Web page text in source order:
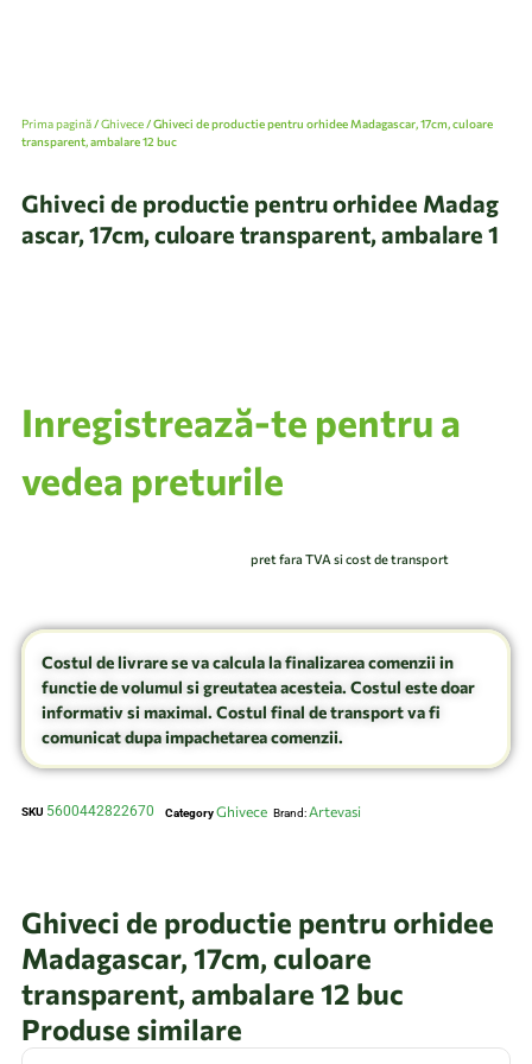
Prima pagină/Ghivece/ Ghiveci de productie pentru orhidee Madagascar, 17cm, culoare
transparent, ambalare 12 buc
Ghiveci de productie pentru orhidee Madag
ascar, 17cm, culoare transparent, ambalare 1
Inregistrează-te pentru a
vedea preturile
pret fara TVA si cost de transport
Costul de livrare se va calcula la finalizarea comenzii in
functie de volumul si greutatea acesteia. Costul este doar
informativ si maximal. Costul final de transport va fi
comunicat dupa impachetarea comenzii.
SKU 5600442822670 CategoryGhivece Brand: Artevasi
Ghiveci de productie pentru orhidee
Madagascar, 17cm, culoare
transparent, ambalare 12 buc
Produse similare